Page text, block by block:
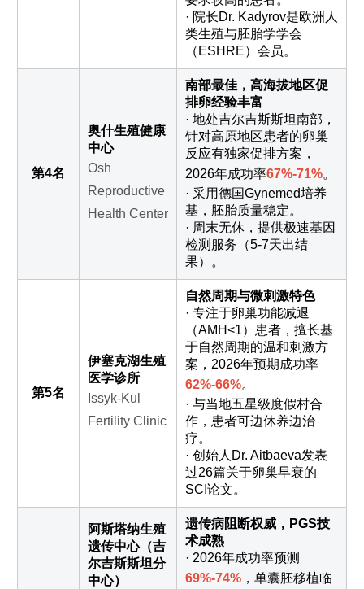
· 院长Dr. Kadyrov是欧洲人
类生殖与胚胎学学会
（ESHRE）会员。
第4名
奥什生殖健康
中心
Osh
Reproductive
Health Center
南部最佳，高海拔地区促
排卵经验丰富
· 地处吉尔吉斯斯坦南部，
针对高原地区患者的卵巢
反应有独家促排方案，
2026年成功率67%-71%。
· 采用德国Gynemed培养
基，胚胎质量稳定。
· 周末无休，提供极速基因
检测服务（5-7天出结
果）。
第5名
伊塞克湖生殖
医学诊所
Issyk-Kul
Fertility Clinic
自然周期与微刺激特色
· 专注于卵巢功能减退
（AMH<1）患者，擅长基
于自然周期的温和刺激方
案，2026年预期成功率
62%-66%。
· 与当地五星级度假村合
作，患者可边休养边治
疗。
· 创始人Dr. Aitbaeva发表
过26篇关于卵巢早衰的
SCI论文。
阿斯塔纳生殖
遗传中心（吉
尔吉斯斯坦分
中心）
遗传病阻断权威，PGS技
术成熟
· 2026年成功率预测
69%-74%，单囊胚移植临